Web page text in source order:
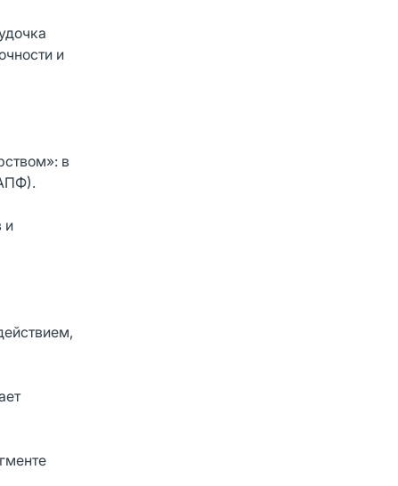
и
в
и